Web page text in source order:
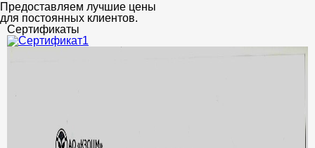
Предоставляем лучшие цены
для постоянных клиентов.
Сертификаты